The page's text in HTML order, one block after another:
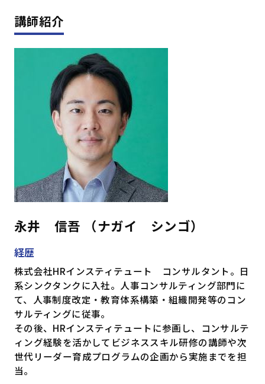
講師紹介
永井 信吾 （ナガイ シンゴ）
経歴
株式会社HRインスティテュート コンサルタント。日
系シンクタンクに入社。人事コンサルティング部門に
て、人事制度改定・教育体系構築・組織開発等のコン
サルティングに従事。
その後、HRインスティテュートに参画し、コンサルテ
ィング経験を活かしてビジネススキル研修の講師や次
世代リーダー育成プログラムの企画から実施までを担
当。